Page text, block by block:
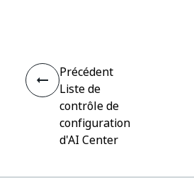
Précédent
Liste de
contrôle de
configuration
d'AI Center